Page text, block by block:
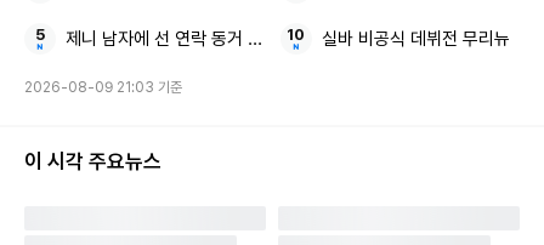
제니 남자에 선 연락 동거 질문 실바 비공식 데뷔전 무리뉴
2026-08-09 21:03 기준
이 시각 주요뉴스